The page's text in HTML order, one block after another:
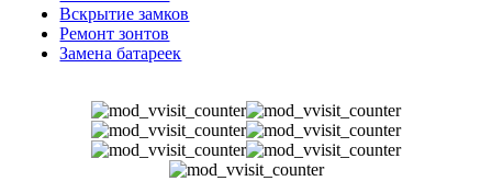
Вскрытие замков
Ремонт зонтов
Замена батареек